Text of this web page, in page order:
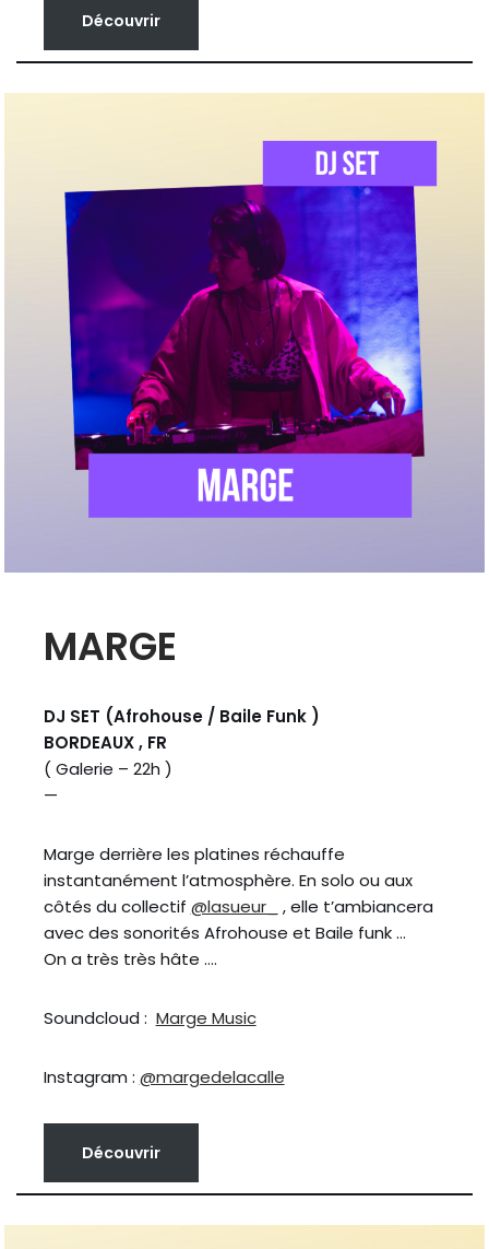
Découvrir
MARGE
DJ SET (Afrohouse / Baile Funk )
BORDEAUX , FR
( Galerie – 22h )
—
Marge derrière les platines réchauffe
instantanément l’atmosphère. En solo ou aux
côtés du collectif @lasueur_
, elle t’ambiancera
avec des sonorités Afrohouse et Baile funk …
On a très très hâte ….
Soundcloud : Marge Music
Instagram : @margedelacalle
Découvrir